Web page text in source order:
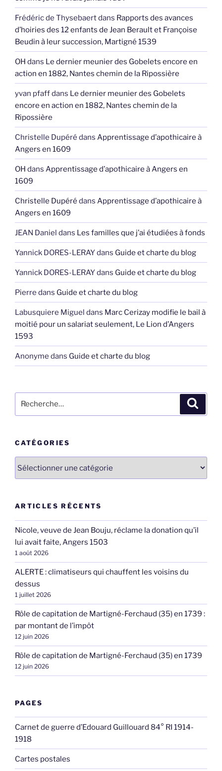
Frédéric de Thysebaertdans Rapports des avances
d’hoiries des 12 enfants de Jean Berault et Françoise
Beudin à leur succession, Martigné 1539
OH dans Le dernier meunier des Gobelets encore en
action en 1882, Nantes chemin de la Ripossière
yvan pfaffdans Le dernier meunier des Gobelets
encore en action en 1882, Nantes chemin de la
Ripossière
Christelle Dupéré dans Apprentissage d’apothicaire à
Angers en 1609
OH dans Apprentissage d’apothicaire à Angers en
1609
Christelle Dupéré dans Apprentissage d’apothicaire à
Angers en 1609
JEAN Daniel dans Les familles que j’ai étudiées à fonds
Yannick DORES-LERAYdans Guide et charte du blog
Yannick DORES-LERAYdans Guide et charte du blog
Pierre dans Guide et charte du blog
Labusquiere Miguel dans Marc Cerizay modifie le bail à
moitié pour un salariat seulement, Le Lion d’Angers
1593
Anonyme dans Guide et charte du blog
pour
CATÉGORIES
ARTICLES RÉCENTS
Nicole, veuve de Jean Bouju, réclame la donation qu’il
lui avait faite, Angers 1503
1 août 2026
ALERTE : climatiseurs qui chauffent les voisins du
dessus
1 juillet 2026
Rôle de capitation de Martigné-Ferchaud (35) en 1739 :
par montant de l’impôt
12 juin 2026
Rôle de capitation de Martigné-Ferchaud (35) en 1739
12 juin 2026
PAGES
Carnet de guerre d’Edouard Guillouard 84° RI 1914-
1918
Cartes postales